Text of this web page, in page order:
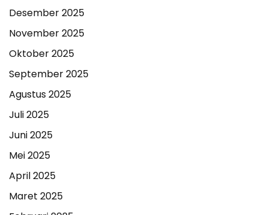
Desember 2025
November 2025
Oktober 2025
September 2025
Agustus 2025
Juli 2025
Juni 2025
Mei 2025
April 2025
Maret 2025